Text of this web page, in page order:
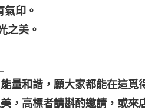
印。
之美。
量和諧，願大家都能在這覓
，高標者請斟酌邀請，或來